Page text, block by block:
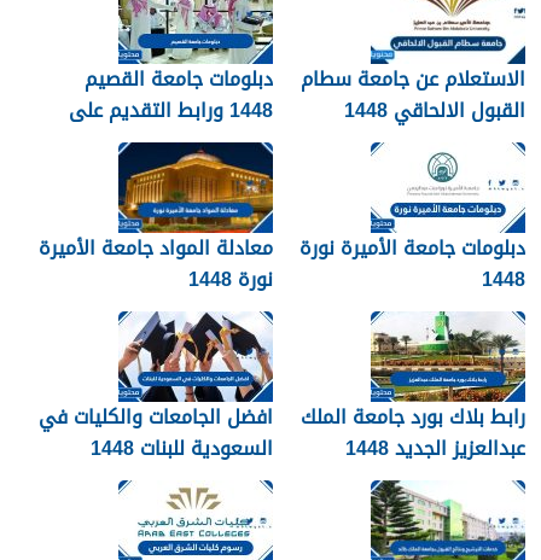
الاستعلام عن جامعة سطام
القبول الالحاقي 1448
دبلومات جامعة القصيم
1448 ورابط التقديم على
دبلومات جامعة القصيم
qudcss.com
دبلومات جامعة الأميرة نورة
1448
معادلة المواد جامعة الأميرة
نورة 1448
رابط بلاك بورد جامعة الملك
عبدالعزيز الجديد 1448
blackboard kau
افضل الجامعات والكليات في
السعودية للبنات 1448